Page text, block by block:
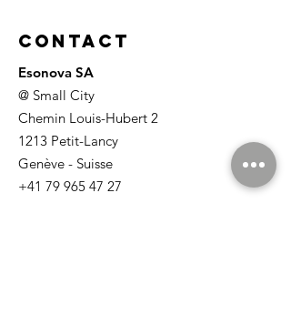
Contact
Esonova SA
@ Small City
Chemin Louis-Hubert 2
1213 Petit-Lancy
Genève - Suisse
+41 79 965 47 27